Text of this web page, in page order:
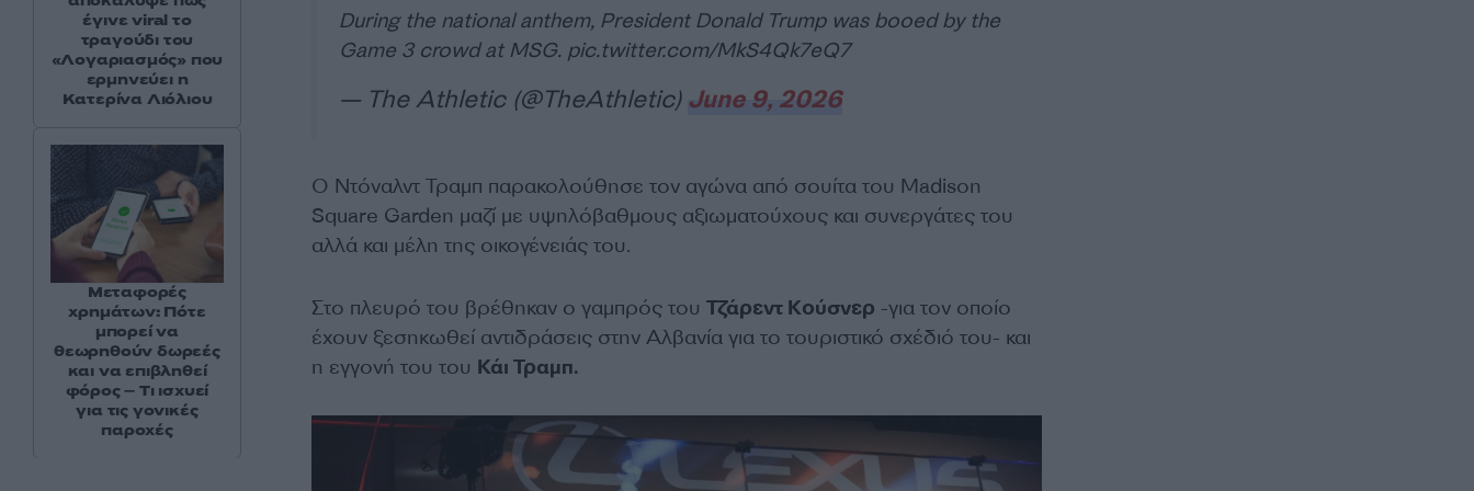
During the national anthem, President Donald Trump was booed by the
Game 3 crowd at MSG. pic.twitter.com/MkS4Qk7eQ7
— The Athletic (@TheAthletic) June 9, 2026
Ο Ντόναλντ Τραμπ παρακολούθησε τον αγώνα από σουίτα του Madison
Square Garden μαζί με υψηλόβαθμους αξιωματούχους και συνεργάτες του
αλλά και μέλη της οικογένειάς του.
Στο πλευρό του βρέθηκαν ο γαμπρός του Τζάρεντ Κούσνερ -για τον οποίο
έχουν ξεσηκωθεί αντιδράσεις στην Αλβανία για το τουριστικό σχέδιό του- και
η εγγονή του του Κάι Τραμπ.
έγινε viral το
τραγούδι του
«Λογαριασμός» που
ερμηνεύει η
Κατερίνα Λιόλιου
Μεταφορές
χρημάτων: Πότε
μπορεί να
θεωρηθούν δωρεές
και να επιβληθεί
φόρος – Τι ισχυεί
για τις γονικές
παροχές